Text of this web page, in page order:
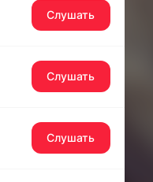
Слушать
Слушать
Слушать